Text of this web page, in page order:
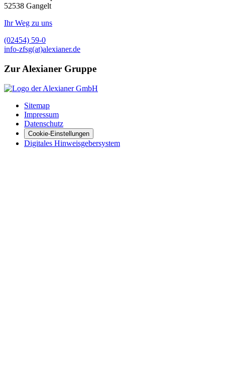
52538 Gangelt
Ihr Weg zu uns
(02454) 59-0
info-zfsg(at)alexianer.de
Zur Alexianer Gruppe
Sitemap
Impressum
Datenschutz
Cookie-Einstellungen
Digitales Hinweisgebersystem